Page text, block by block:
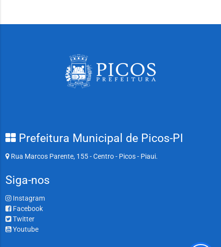
Prefeitura Municipal de Picos-PI
Rua Marcos Parente, 155 - Centro - Picos - Piaui.
Siga-nos
Instagram
Facebook
Twitter
Youtube